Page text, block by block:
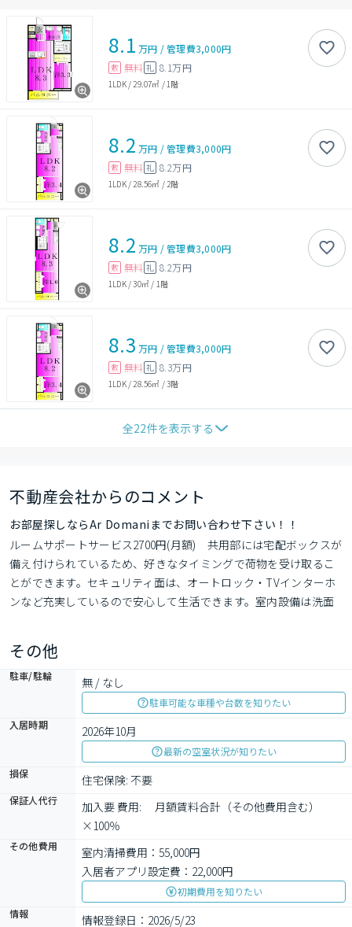
8.1 万円 /管理費3,000円
敷 無料 礼 8.1万円
1LDK/ 29.07㎡ / 1階
8.2 万円 /管理費3,000円
敷 無料 礼 8.2万円
1LDK/ 28.56㎡ / 2階
8.2 万円 /管理費3,000円
敷 無料 礼 8.2万円
1LDK/30㎡ / 1階
8.3 万円 /管理費3,000円
敷 無料 礼 8.3万円
1LDK/ 28.56㎡ /3階
全22件を表示する
不動産会社からのコメント
お部屋探しならAr Domaniまでお問い合わせ下さい！！
ルームサポートサービス2700円(月額)　共用部には宅配ボックスが
備え付けられているため、好きなタイミングで荷物を受け取るこ
とができます。セキュリティ面は、オートロック・TVインターホ
ンなど充実しているので安心して生活できます。室内設備は洗面
屋で楽しい生活。使いやすい電動室内物干機があり、部
その他
駐車/駐輪 無 / なし
駐車可能な車種や台数を知りたい
入居時期
2026年10月
最新の空室状況が知りたい
損保
住宅保険: 不要
保証人代行
加入要 費用: 　月額賃料合計（その他費用含む）
×100％
その他費用
室内清掃費用：55,000円
入居者アプリ設定費：22,000円
初期費用を知りたい
情報
情報登録日：2026/5/23